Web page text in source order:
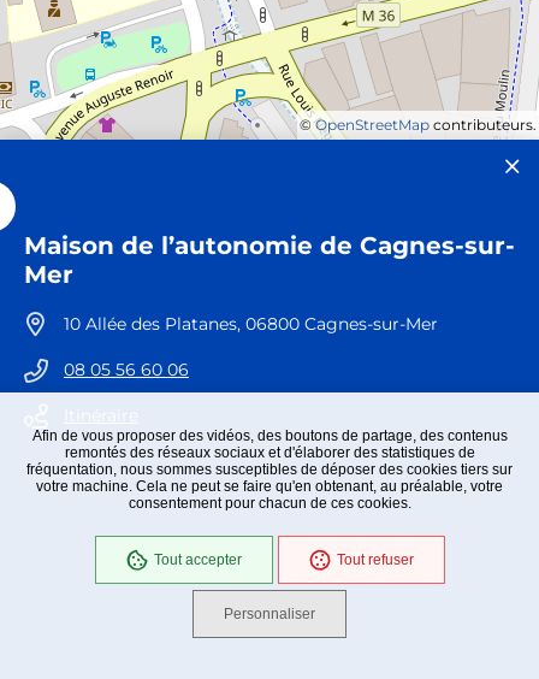
Afin de vous proposer des vidéos, des boutons de partage, des contenus
remontés des réseaux sociaux et d'élaborer des statistiques de
fréquentation, nous sommes susceptibles de déposer des cookies tiers sur
votre machine. Cela ne peut se faire qu'en obtenant, au préalable, votre
consentement pour chacun de ces cookies.
Tout accepter Tout refuser
Personnaliser
©OpenStreetMap contributeurs.
Maison de l’autonomie de Cagnes-sur-
Mer
10 Allée des Platanes, 06800 Cagnes-sur-Mer
08 05 56 60 06
Itinéraire